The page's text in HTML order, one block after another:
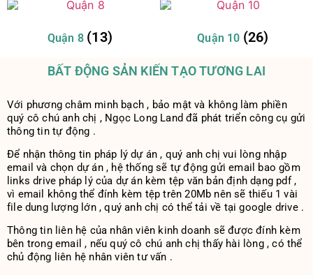
Quận 8 (13) Quận 10 (26)
BẤT ĐỘNG SẢN KIẾN TẠO TƯƠNG LAI
Với phương châm minh bạch , bảo mật và không làm phiền
quý cô chú anh chị , Ngọc Long Land đã phát triển công cụ gửi
thông tin tự động .
Để nhận thông tin pháp lý dự án , quý anh chị vui lòng nhập
email và chọn dự án , hệ thống sẽ tự động gửi email bao gồm
links drive pháp lý của dự án kèm tệp văn bản định dạng pdf ,
vì email không thể đính kèm tệp trên 20Mb nên sẽ thiếu 1 vài
file dung lượng lớn , quý anh chị có thể tải về tại google drive .
Thông tin liên hệ của nhân viên kinh doanh sẽ được đính kèm
bên trong email , nếu quý cô chú anh chị thấy hài lòng , có thể
chủ động liên hệ nhân viên tư vấn .